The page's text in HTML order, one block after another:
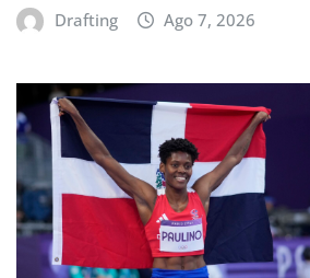
Drafting Ago 7, 2026